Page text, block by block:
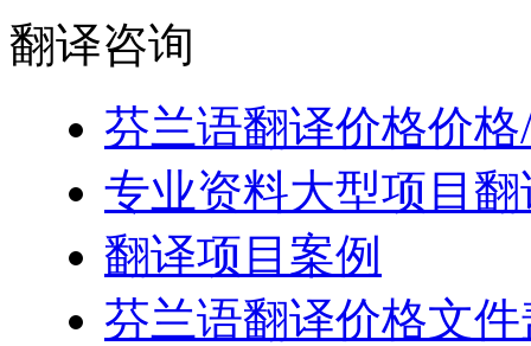
翻译咨询
芬兰语翻译价格价
专业资料大型项目翻
翻译项目案例
芬兰语翻译价格文